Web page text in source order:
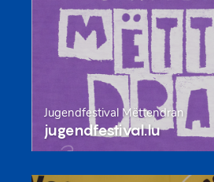
Jugendfestival Mëttendran
jugendfestival.lu